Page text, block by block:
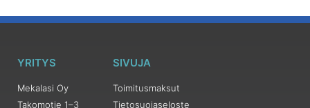
YRITYS
Mekalasi Oy
Takomotie 1–3
SIVUJA
Toimitusmaksut
Tietosuojaseloste